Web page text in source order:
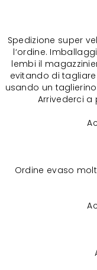
Spedizione super
l‘ordine.
lembi il
evitando di
usando un
Arrivederci a
Ordine evaso